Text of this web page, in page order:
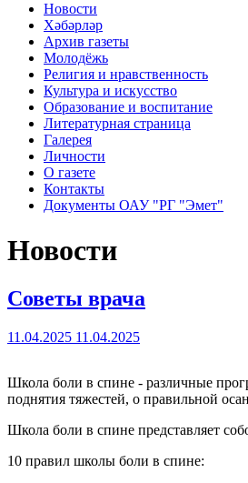
Новости
Хәбәрләр
Архив газеты
Молодёжь
Религия и нравственность
Культура и искусство
Образование и воспитание
Литературная страница
Галерея
Личности
О газете
Контакты
Документы ОАУ "РГ "Эмет"
Новости
Советы врача
11.04.2025 11.04.2025
Школа боли в спине - различные
поднятия тяжестей, о правильной
Школа боли в спине представляет
10 правил школы боли в спине: